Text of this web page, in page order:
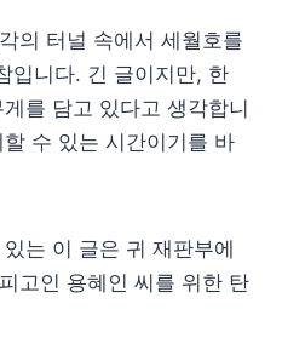
의 터널 속에서 세월호를
입니다. 긴 글이지만, 한
를 담고 있다고 생각합니
수 있는 시간이기를 바
는 이 글은 귀 재판부에
고인 용혜인 씨를 위한 탄